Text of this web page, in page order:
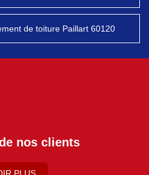
de toiture Paillart 60120
nos clients